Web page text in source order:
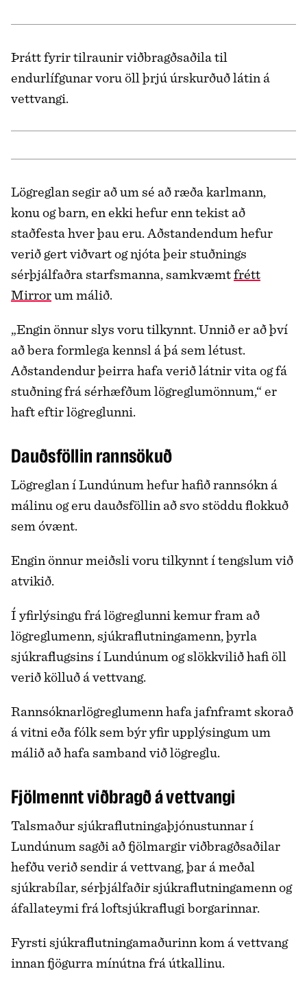
Þrátt fyrir tilraunir viðbragðsaðila til
endurlífgunar voru öll þrjú úrskurðuð látin á
vettvangi.
Lögreglan segir að um sé að ræða karlmann,
konu og barn, en ekki hefur enn tekist að
staðfesta hver þau eru. Aðstandendum hefur
verið gert viðvart og njóta þeir stuðnings
sérþjálfaðra starfsmanna, samkvæmtfrétt
Mirrorum málið.
„Engin önnur slys voru tilkynnt. Unnið er að því
að bera formlega kennsl á þá sem létust.
Aðstandendur þeirra hafa verið látnir vita og fá
stuðning frá sérhæfðum lögreglumönnum,“ er
haft eftir lögreglunni.
Dauðsföllin rannsökuð
Lögreglan í Lundúnum hefur hafið rannsókn á
málinu og eru dauðsföllin að svo stöddu flokkuð
sem óvænt.
Engin önnur meiðsli voru tilkynnt í tengslum við
atvikið.
Í yfirlýsingu frá lögreglunni kemur fram að
lögreglumenn, sjúkraflutningamenn, þyrla
sjúkraflugsins í Lundúnum og slökkvilið hafi öll
verið kölluð á vettvang.
Rannsóknarlögreglumenn hafa jafnframt skorað
á vitni eða fólk sem býr yfir upplýsingum um
málið að hafa samband við lögreglu.
Fjölmennt viðbragð á vettvangi
Talsmaður sjúkraflutningaþjónustunnar í
Lundúnum sagði að fjölmargir viðbragðsaðilar
hefðu verið sendir á vettvang, þar á meðal
sjúkrabílar, sérþjálfaðir sjúkraflutningamenn og
áfallateymi frá loftsjúkraflugi borgarinnar.
Fyrsti sjúkraflutningamaðurinn kom á vettvang
innan fjögurra mínútna frá útkallinu.